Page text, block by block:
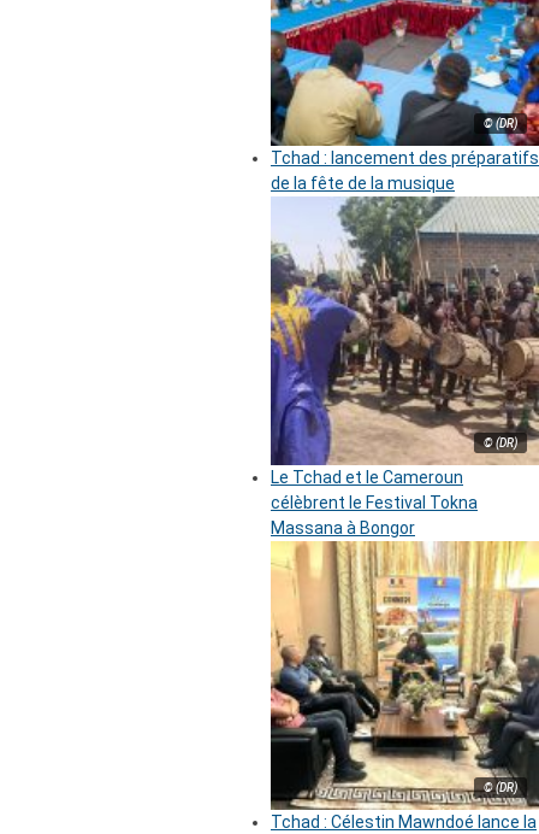
© (DR)
Tchad : lancement des préparatifs
de la fête de la musique
© (DR)
Le Tchad et le Cameroun
célèbrent le Festival Tokna
Massana à Bongor
© (DR)
Tchad : Célestin Mawndoé lance la